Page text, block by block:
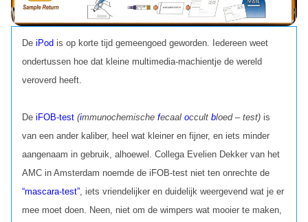
De iPod is op korte tijd gemeengoed geworden. Iedereen weet
ondertussen hoe dat kleine multimedia-machientje de wereld
veroverd heeft.
De iFOB-test (immunochemische fecaal occult bloed – test)is
van een ander kaliber, heel wat kleiner en fijner, en iets minder
aangenaam in gebruik, alhoewel. Collega Evelien Dekker van het
AMC in Amsterdam noemde de iFOB-test niet ten onrechte de
“mascara-test”, iets vriendelijker en duidelijk weergevend wat je er
mee moet doen. Neen, niet om de wimpers wat mooier te maken,